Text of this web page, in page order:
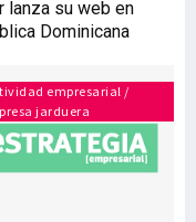
lanza su web en
Dominicana
empresarial /
jarduera